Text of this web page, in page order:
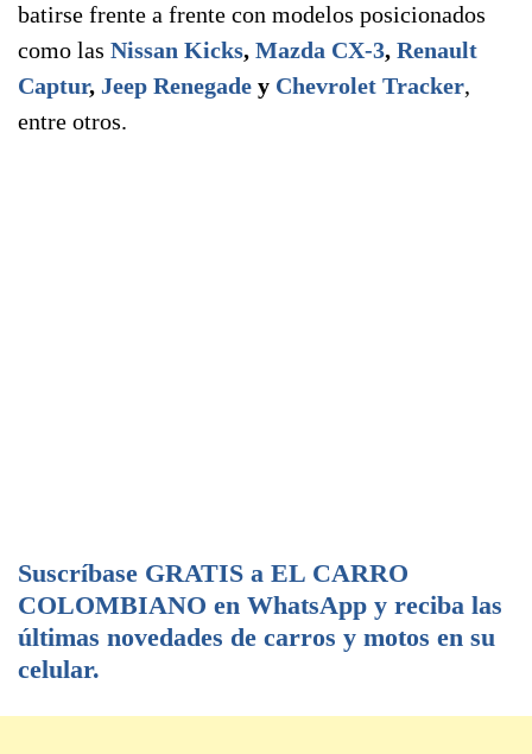
batirse frente a frente con modelos posicionados
como las Nissan Kicks, Mazda CX-3, Renault
Captur, Jeep Renegade y Chevrolet Tracker,
entre otros.
Suscríbase GRATIS a EL CARRO
COLOMBIANO en WhatsApp y reciba las
últimas novedades de carros y motos en su
celular.